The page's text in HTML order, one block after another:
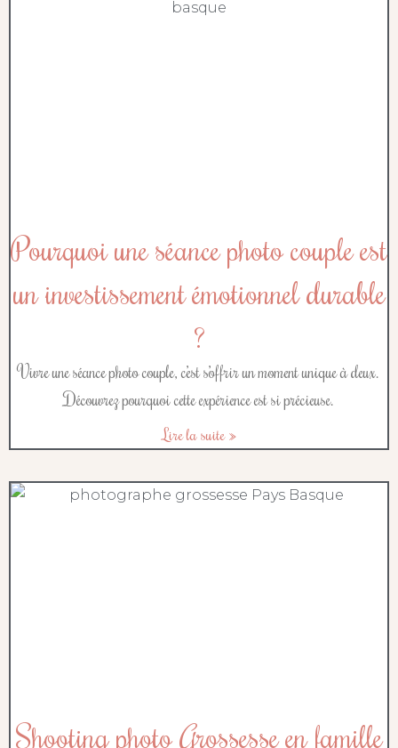
Pourquoi une séance photo couple est
un investissement émotionnel durable
?
Vivre une séance photo couple, c’est s’offrir un moment unique à deux.
Découvrez pourquoi cette expérience est si précieuse.
Lire la suite »
Shooting photo Grossesse en famille